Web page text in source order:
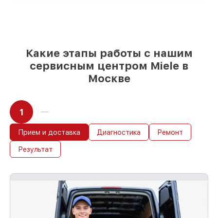
Какие этапы работы с нашим
сервисным центром Miele в
Москве
1
Прием и доставка Диагностика Ремонт
Результат